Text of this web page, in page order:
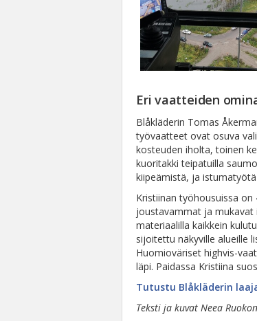
Eri vaatteiden
Blåkläderin Tomas
työvaatteet ovat osuva
kosteuden iholta, toinen
kuoritakki teipatuilla
kiipeämistä, ja istumatyötä
Kristiinan työhousuissa
joustavammat ja mukavat
materiaalilla kaikkein
sijoitettu näkyville alueille
Huomioväriset highvis-
läpi. Paidassa Kristiina
Tutustu Blåkläderin
Teksti ja kuvat Neea